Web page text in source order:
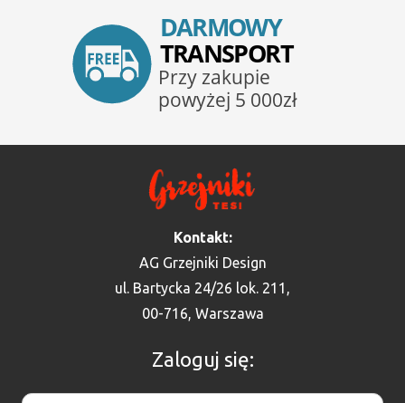
Kontakt:
AG Grzejniki Design
ul. Bartycka 24/26 lok. 211,
00-716, Warszawa
Zaloguj się: